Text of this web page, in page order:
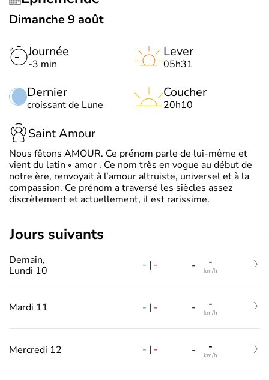
Dimanche 9 août
Journée
-3 min
Dernier
croissant de Lune
Lever
05h31
Coucher
20h10
Saint Amour
Nous fêtons AMOUR. Ce prénom parle de lui-même et
vient du latin « amor . Ce nom très en vogue au début de
notre ère, renvoyait à l’amour altruiste, universel et à la
compassion. Ce prénom a traversé les siècles assez
discrètement et actuellement, il est rarissime.
jours suivants
Demain,
Lundi 10
- | - - -
km/h
Mardi 11 - | - - -
km/h
Mercredi 12 - | - - -
km/h